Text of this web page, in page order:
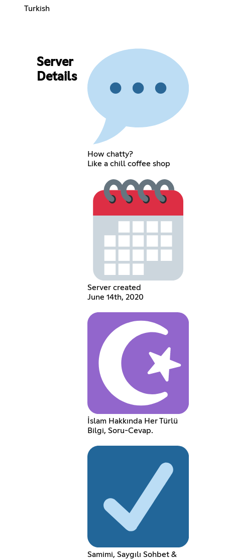
Turkish
Server
Details
How chatty?
Like a chill coffee shop
Server created
June 14th, 2020
İslam Hakkında Her Türlü
Bilgi, Soru-Cevap.
Samimi, Saygılı Sohbet &